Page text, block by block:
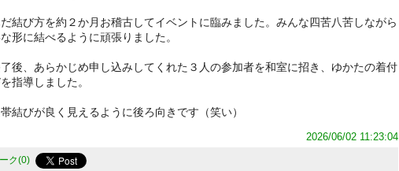
結び方を約２か月お稽古してイベントに臨みました。みんな四苦八苦しながら
形に結べるように頑張りました。
後、あらかじめ申し込みしてくれた３人の参加者を和室に招き、ゆかたの着付
指導しました。
結びが良く見えるように後ろ向きです（笑い）
2026/06/02 11:23:04
ク 0